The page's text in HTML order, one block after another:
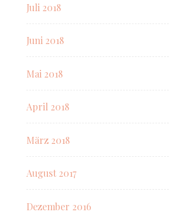
Juli 2018
Juni 2018
Mai 2018
April 2018
März 2018
August 2017
Dezember 2016